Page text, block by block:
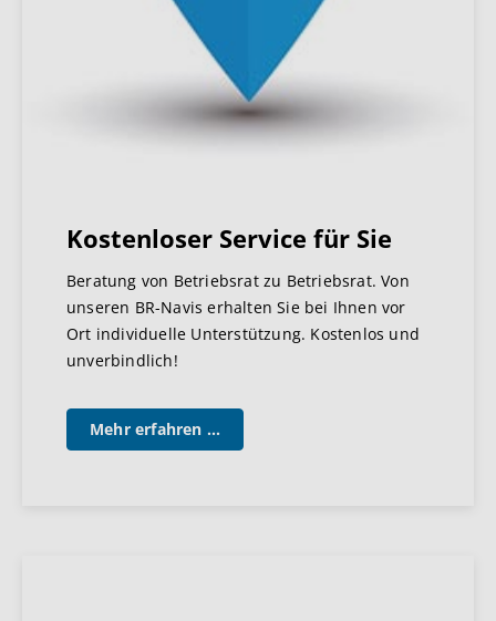
Kostenloser Service für Sie
Beratung von Betriebsrat zu Betriebsrat. Von
unseren BR-Navis erhalten Sie bei Ihnen vor
Ort individuelle Unterstützung. Kostenlos und
unverbindlich!
Mehr erfahren ...